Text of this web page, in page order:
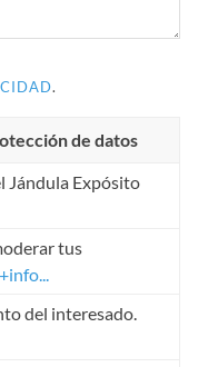
.
de datos
Jándula Expósito
tus
+info...
del interesado.